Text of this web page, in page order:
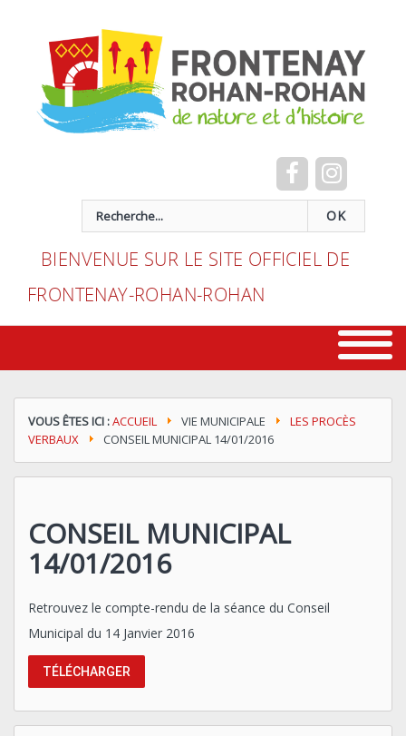
OK
BIENVENUE SUR LE SITE OFFICIEL DE
FRONTENAY-ROHAN-ROHAN
VOUS ÊTES ICI :ACCUEIL VIE MUNICIPALE
LES PROCÈS
VERBAUX
CONSEIL MUNICIPAL 14/01/2016
CONSEIL MUNICIPAL
14/01/2016
Retrouvez le compte-rendu de la séance du Conseil
Municipal du 14 Janvier 2016
TÉLÉCHARGER